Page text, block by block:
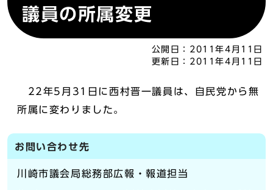
議員の所属変更
公開日： 2011年4月11日
更新日： 2011年4月11日
22年5月31日に西村晋一議員は、自民党から無
所属に変わりました。
お問い合わせ先
川崎市議会局総務部広報・報道担当